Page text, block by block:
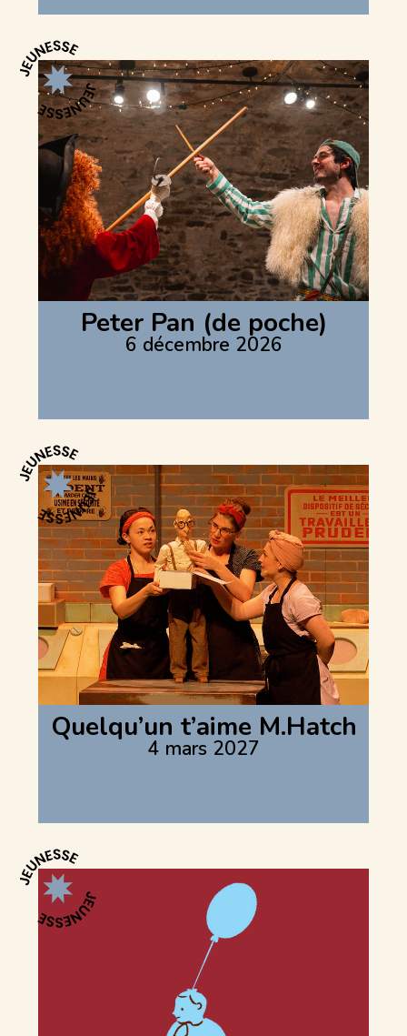
Peter Pan (de poche)
6 décembre 2026
Quelqu’un t’aime M.Hatch
4 mars 2027